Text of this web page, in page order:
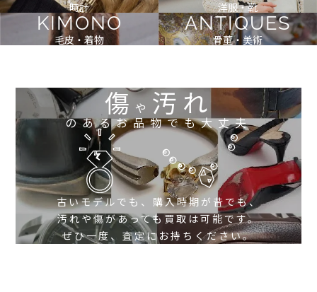
時計 洋服・靴
KIMONO
毛皮・着物
ANTIQUES
骨董・美術
傷や 汚れ
のあるお品物でも大丈夫
古いモデルでも、購入時期が昔でも、
汚れや傷があっても買取は可能です。
ぜひ一度、査定にお持ちください。